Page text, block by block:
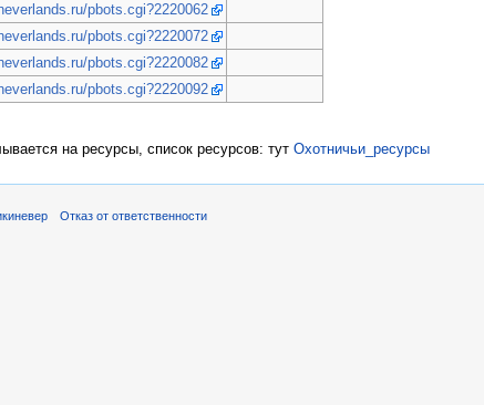
pbots.cgi?2220062
pbots.cgi?2220072
pbots.cgi?2220082
pbots.cgi?2220092
на ресурсы, список ресурсов: тут Охотничьи_ресурсы
Отказ от ответственности